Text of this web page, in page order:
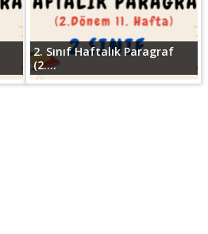
2. Sınıf Haftalık Paragraf
(2....